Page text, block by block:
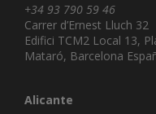
+34 93 790 59 46
Carrer d’Ernest Lluch 32
Edifici TCM2 Local 13,
Mataró, Barcelona
Alicante